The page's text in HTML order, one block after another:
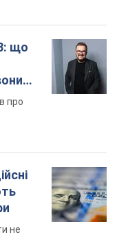
що
про
не